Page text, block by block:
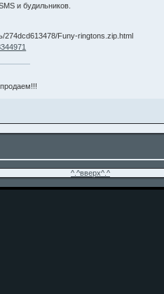
и будильников.
274dcd613478/Funy-ringtons.zip.html
^.^вверх^.^